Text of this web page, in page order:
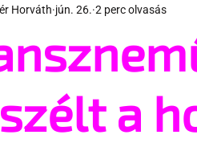
a
Horváth jún. 26. 2 perc olvasás